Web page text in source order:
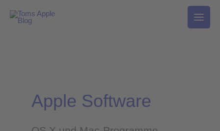
Inhalt
Apple Software